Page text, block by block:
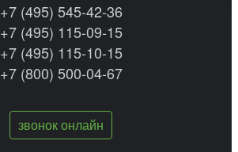
+7 (495) 545-42-36
+7 (495) 115-09-15
+7 (495) 115-10-15
+7 (800) 500-04-67
звонок онлайн